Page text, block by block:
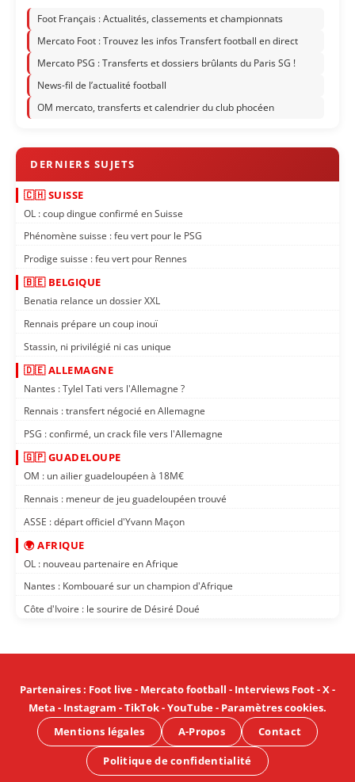
Foot Français : Actualités, classements et championnats
Mercato Foot : Trouvez les infos Transfert football en direct
Mercato PSG : Transferts et dossiers brûlants du Paris SG !
News-fil de l’actualité football
OM mercato, transferts et calendrier du club phocéen
🇨🇭 SUISSE
OL : coup dingue confirmé en Suisse
Phénomène suisse : feu vert pour le PSG
Prodige suisse : feu vert pour Rennes
🇧🇪 BELGIQUE
Benatia relance un dossier XXL
Rennais prépare un coup inouï
Stassin, ni privilégié ni cas unique
🇩🇪 ALLEMAGNE
Nantes : Tylel Tati vers l'Allemagne ?
Rennais : transfert négocié en Allemagne
PSG : confirmé, un crack file vers l'Allemagne
🇬🇵 GUADELOUPE
OM : un ailier guadeloupéen à 18M€
Rennais : meneur de jeu guadeloupéen trouvé
ASSE : départ officiel d'Yvann Maçon
🌍 AFRIQUE
OL : nouveau partenaire en Afrique
Nantes : Kombouaré sur un champion d'Afrique
Côte d'Ivoire : le sourire de Désiré Doué
Partenaires: Foot live- Mercato football - Interviews Foot-X-
Meta - Instagram -TikTok-YouTube- Paramètres cookies.
Mentions légales
A-Propos Contact
Politique de confidentialité